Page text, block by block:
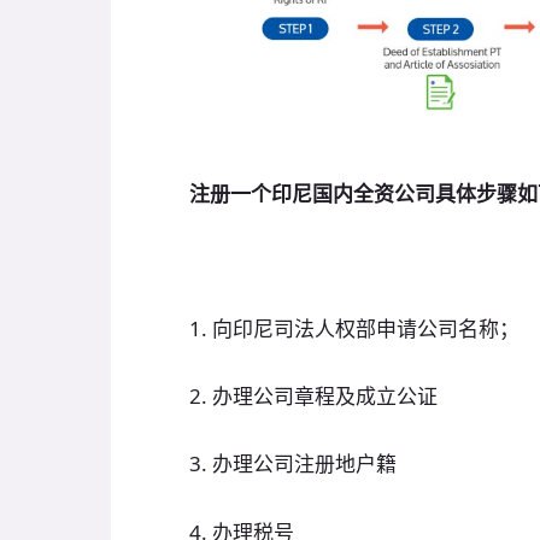
注册一个印尼国内全资公司具体步骤
1. 向印尼司法人权部申请公司名称；
2. 办理公司章程及成立公证
3. 办理公司注册地户籍
4. 办理税号